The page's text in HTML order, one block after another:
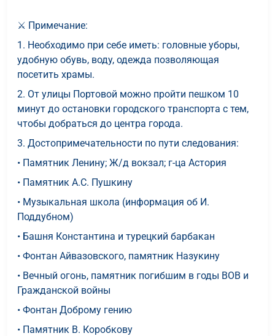
⚔️ Примечание:
1. Необходимо при себе иметь: головные уборы,
удобную обувь, воду, одежда позволяющая
посетить храмы.
2. От улицы Портовой можно пройти пешком 10
минут до остановки городского транспорта с тем,
чтобы добраться до центра города.
3. Достопримечательности по пути следования:
• Памятник Ленину; Ж/д вокзал; г-ца Астория
• Памятник А.С. Пушкину
• Музыкальная школа (информация об И.
Поддубном)
• Башня Константина и турецкий барбакан
• Фонтан Айвазовского, памятник Назукину
• Вечный огонь, памятник погибшим в годы ВОВ и
Гражданской войны
• Фонтан Доброму гению
• Памятник В. Коробкову